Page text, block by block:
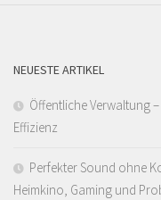
NEUESTE ARTIKEL
Öffentliche Verwaltung
Effizienz
Perfekter Sound ohne
Heimkino, Gaming und